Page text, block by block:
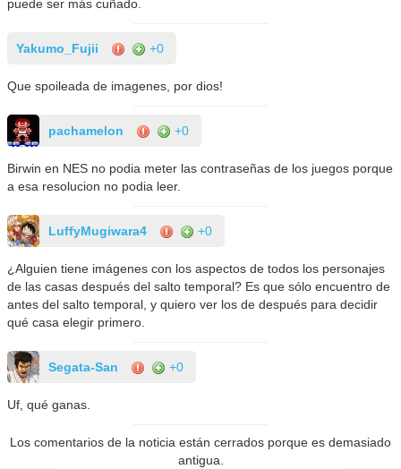
puede ser más cuñado.
Yakumo_Fujii +0
Que spoileada de imagenes, por dios!
pachamelon +0
Birwin en NES no podia meter las contraseñas de los juegos porque
a esa resolucion no podia leer.
LuffyMugiwara4 +0
¿Alguien tiene imágenes con los aspectos de todos los personajes
de las casas después del salto temporal? Es que sólo encuentro de
antes del salto temporal, y quiero ver los de después para decidir
qué casa elegir primero.
Segata-San +0
Uf, qué ganas.
Los comentarios de la noticia están cerrados porque es demasiado
antigua.